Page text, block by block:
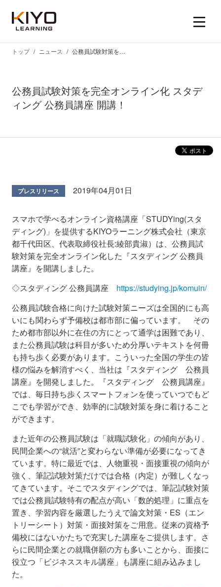
公務員試験対策を完全オンライン化 スタデ
ィング 公務員講座 開講！
トップ ニュース 公務員試験対策を完全オンライン化 スタディング 公務員講座 開講！
プレスリリース 2019年04月01日
スマホで学べるオンライン資格講座「STUDYing(スタ
ディング)」を提供するKIYOラーニング株式会社（東京
都千代田区、代表取締役社長:綾部貴淑）は、公務員試
験対策を完全オンライン化した『スタディング 公務員
講座』を開講しました。
◇スタディング 公務員講座 https://studying.jp/komuin/
公務員試験合格に向けた試験対策ニーズは全国的にも高
いにも関わらず予備校は都市部に偏っています。 その
ため都市部以外に在住の方にとって通学は困難であり、
また公務員試験は科目が多いため分厚いテキストを何冊
も持ち歩く必要があります。こういった全国の学生の皆
様の悩みを解消すべく、当社は『スタディング 公務員
講座』を開発しました。『スタディング 公務員講座』
では、毎日持ち歩くスマートフォンを使っていつでもど
こでも学習ができ、効率的に試験対策を身に着けること
ができます。
また近年の公務員試験は「就職試験化」の傾向があり、
民間企業への“就活”と変わらない準備が必要になってき
ています。特に最近では、人物重視・面接重視の傾向が
強く、筆記試験対策だけでは合格（内定）が難しくなっ
てきています。そこでスタディングでは、筆記試験対策
では公務員試験特有の配点が高い「数的処理」に重点を
置き、学習内容を厳選したうえで論文対策・ES（エン
トリーシート）対策・面接対策をご用意。従来の資格予
備校にはないかたちで充実した講座をご提供します。さ
らに民間企業との就職併願の方も多いことから、面接に
役立つ「ビジネススキル講座」も講座に組み込みまし
た。